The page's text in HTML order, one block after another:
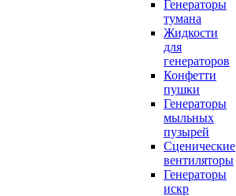
Генераторы
тумана
Жидкости
для
генераторов
Конфетти
пушки
Генераторы
мыльных
пузырей
Сценические
вентиляторы
Генераторы
искр